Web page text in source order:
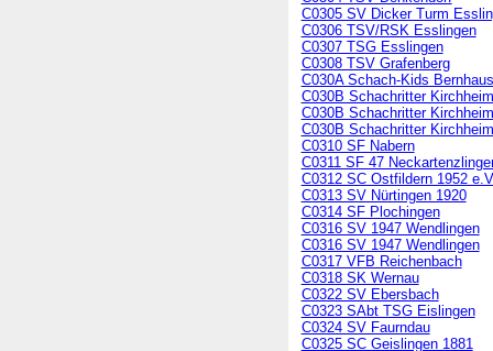
C0305 SV Dicker Turm
C0306 TSV/RSK Esslingen
C0307 TSG Esslingen
C0308 TSV Grafenberg
C030A Schach-Kids
C030B Schachritter
C030B Schachritter
C030B Schachritter
C0310 SF Nabern
C0311 SF 47
C0312 SC Ostfildern 1952
C0313 SV Nürtingen 1920
C0314 SF Plochingen
C0316 SV 1947 Wendlingen
C0316 SV 1947 Wendlingen
C0317 VFB Reichenbach
C0318 SK Wernau
C0322 SV Ebersbach
C0323 SAbt TSG Eislingen
C0324 SV Faurndau
C0325 SC Geislingen 1881